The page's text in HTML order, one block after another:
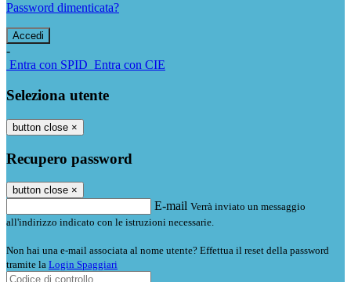
Password dimenticata?
-
Entra con SPID Entra con CIE
Seleziona utente
button close ×
Recupero password
button close ×
E-mail Verrà inviato un messaggio
all'indirizzo indicato con le istruzioni necessarie.
Non hai una e-mail associata al nome utente? Effettua il reset della password
tramite la Login Spaggiari